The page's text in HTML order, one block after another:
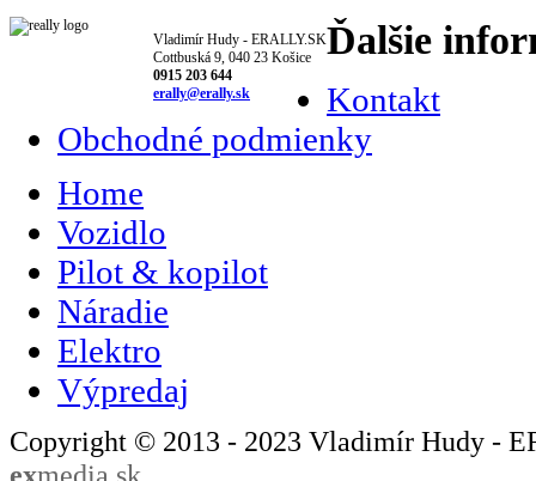
Vladimír Hudy - ERALLY.SK
Cottbuská 9, 040 23 Košice
0915 203 644
erally@erally.sk
Ďalšie
Kontakt
Obchodné podmienky
Home
Vozidlo
Pilot & kopilot
Náradie
Elektro
Výpredaj
Copyright © 2013 - 2023 Vladimír Hudy -
exmedia.sk